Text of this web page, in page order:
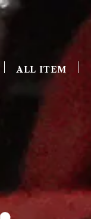
ALL ITEM